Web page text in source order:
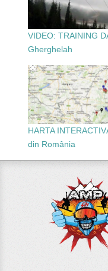
VIDEO: TRAINING
Gherghelah
HARTA
din România